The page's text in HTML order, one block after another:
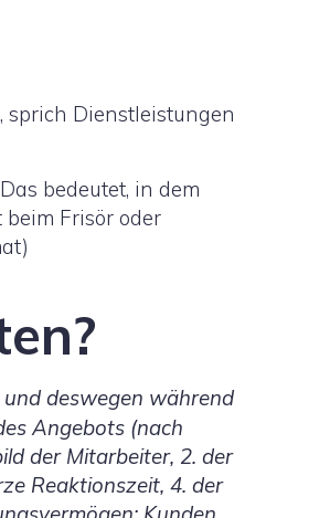
sprich Dienstleistungen
Das bedeutet, in dem
Frisör oder
deswegen während
Angebots (nach
der Mitarbeiter, 2. der
Reaktionszeit, 4. der